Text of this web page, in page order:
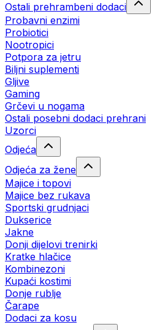
Ostali prehrambeni dodaci
Probavni enzimi
Probiotici
Nootropici
Potpora za jetru
Biljni suplementi
Gljive
Gaming
Grčevi u nogama
Ostali posebni dodaci prehrani
Uzorci
Odjeća
Odjeća za žene
Majice i topovi
Majice bez rukava
Sportski grudnjaci
Dukserice
Jakne
Donji dijelovi trenirki
Kratke hlačice
Kombinezoni
Kupaći kostimi
Donje rublje
Čarape
Dodaci za kosu